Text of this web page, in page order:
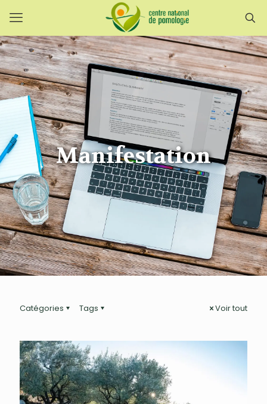
Manifestation
Catégories Tags Voir tout